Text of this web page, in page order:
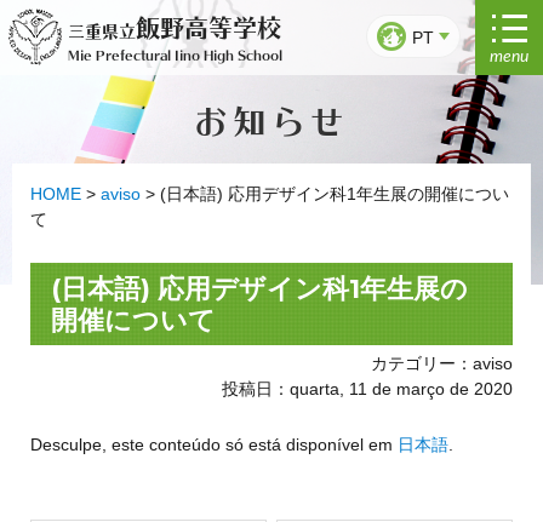
Saltar
para
三重県立飯野高等学校
Mie Prefectural Iino High School
PT
menu
お知らせ
HOME > aviso > (日本語) 応用デザイン科1年生展の開催につい
て
(日本語) 応用デザイン科1年生展の
開催について
カテゴリー：aviso
投稿日：quarta, 11 de março de 2020
Desculpe, este conteúdo só está disponível em 日本語